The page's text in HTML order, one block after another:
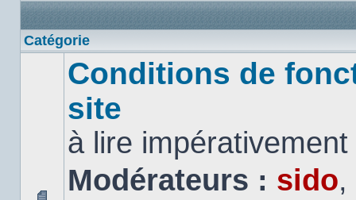
Catégorie
Conditions de
site
à lire impérativement
Modérateurs : sido,